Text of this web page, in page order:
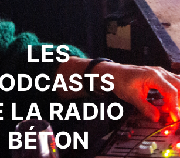
LES
LA RADIO
BÉTON